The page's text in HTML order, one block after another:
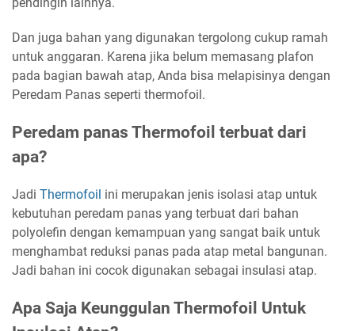
Dan juga bahan yang digunakan tergolong cukup ramah
untuk anggaran. Karena jika belum memasang plafon
pada bagian bawah atap, Anda bisa melapisinya dengan
Peredam Panas seperti thermofoil.
Peredam panas Thermofoil terbuat dari
apa?
Jadi Thermofoil ini merupakan jenis isolasi atap untuk
kebutuhan peredam panas yang terbuat dari bahan
polyolefin dengan kemampuan yang sangat baik untuk
menghambat reduksi panas pada atap metal bangunan.
Jadi bahan ini cocok digunakan sebagai insulasi atap.
Apa Saja Keunggulan Thermofoil Untuk